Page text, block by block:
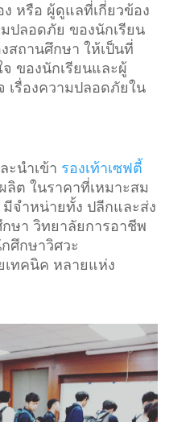
หรือ ผู้ดูแลที่เกี่ยวข้อง
ปลอดภัย ของนักเรียน
สถานศึกษา ให้เป็นที่
ของนักเรียนและผู้
เรื่องความปลอดภัยใน
ะนำเข้า รองเท้าเซฟตี้
ต ในราคาที่เหมาะสม
จำหน่ายทั้ง ปลีกและส่ง
ษา วิทยาลัยการอาชีพ
ศึกษาวิศวะ
เทคนิค หลายแห่ง